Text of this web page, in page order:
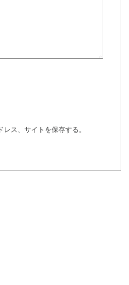
ス、サイトを保存する。